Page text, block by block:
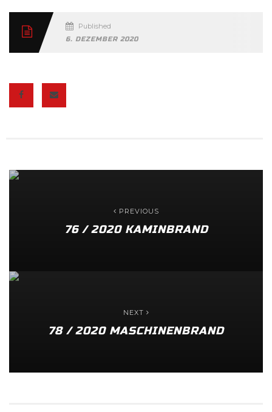
Published
6. DEZEMBER 2020
PREVIOUS
76 / 2020 KAMINBRAND
NEXT
78 / 2020 MASCHINENBRAND